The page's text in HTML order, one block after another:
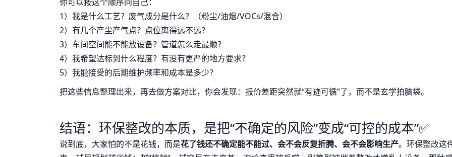
1）我是什么工艺？废气成分是什么？（粉尘/油烟/VOCs/混合）
2）有几个产尘产气点？点位离得远不远？
3）车间空间能不能放设备？管道怎么走最顺？
4）我希望达标到什么程度？有没有更严的地方要求？
5）我能接受的后期维护频率和成本是多少？
把这些信息整理出来，再去做方案对比，你会发现：报价差距突然就“有迹可循”了，而不是玄学拍脑袋。
结语：环保整改的本质，是把“不确定的风险”变成“可控的成本”✅
说到底，大家怕的不是花钱，而是花了钱还不确定能不能过、会不会反复折腾、会不会影响生产。环保整改这